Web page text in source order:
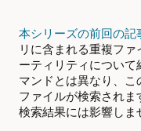
本シリーズの前回の記
リに含まれる重複フ
ーティリティについ
マンドとは異なり、
ファイルが検索され
検索結果には影響しま